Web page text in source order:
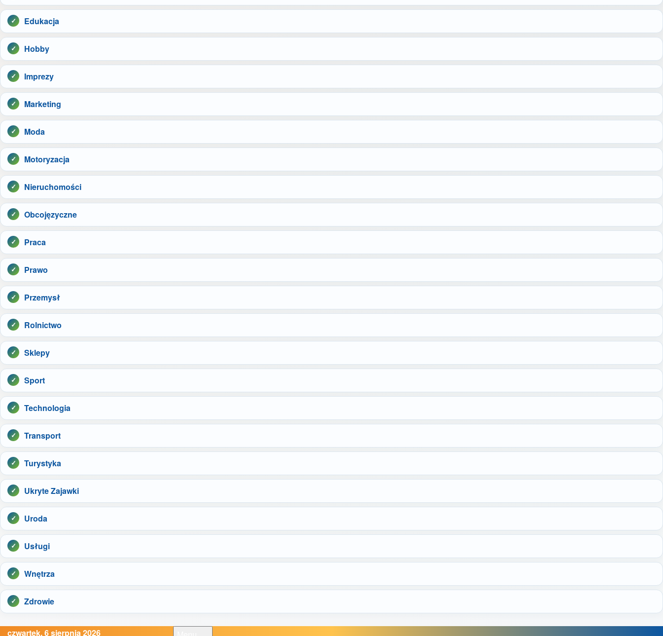
Edukacja
Hobby
Imprezy
Marketing
Moda
Motoryzacja
Nieruchomości
Obcojęzyczne
Praca
Prawo
Przemysł
Rolnictwo
Sklepy
Sport
Technologia
Transport
Turystyka
Ukryte Zajawki
Uroda
Usługi
Wnętrza
Zdrowie
czwartek, 6 sierpnia 2026